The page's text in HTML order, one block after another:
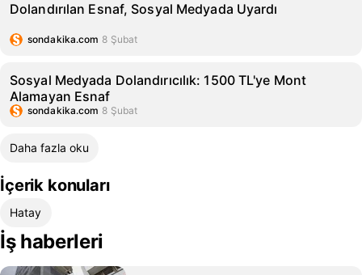
Dolandırılan Esnaf, Sosyal Medyada Uyardı
sondakika.com 8 Şubat
Sosyal Medyada Dolandırıcılık: 1500 TL'ye Mont
Alamayan Esnaf
sondakika.com 8 Şubat
Daha fazla oku
İçerik konuları
Hatay
İş haberleri